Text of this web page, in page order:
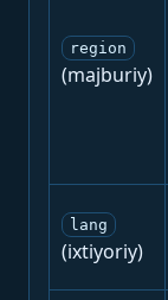
region
(majburiy)
lang
(ixtiyoriy)